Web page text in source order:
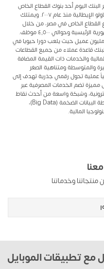
عام ١٩٥٧، حيث يعتبر البنك اليوم أحد بنوك القطاع الخاص
الرائدة في مصر والتابع لمجموعة انتيزا سان باولو الإيطالية منذ عام ٢٠٠٧. ويمتلك
القطاع الخاص في مصر، من خلال
أكثر من ١٧٦ فرع في جميع محافظات الجمهورية الرئيسية وحوالي ٤٬٥٠٠ موظف.
ويفتخر بنك الإسكندرية بخدمة أكثر من ١٬٥ مليون عميل حيث يلعب دورا حيويا في
قاعدة عملاء من جميع القطاعات
والخدمات ذات القيمة المضافة
والمتوسطة ومتناهية الصغر
عملية تحول رقمي جذرية تهدف إلى
مميزة تضم الخدمات المصرفية عبر
وشبكة واسعة من أحدث نقاط
البيع وأجهزة الصراف الآلي، كلها تعمل بواسطة البيانات الضخمة (Big Data)،
المالية.
وخدماتنا
مع تطبيقات الموبايل